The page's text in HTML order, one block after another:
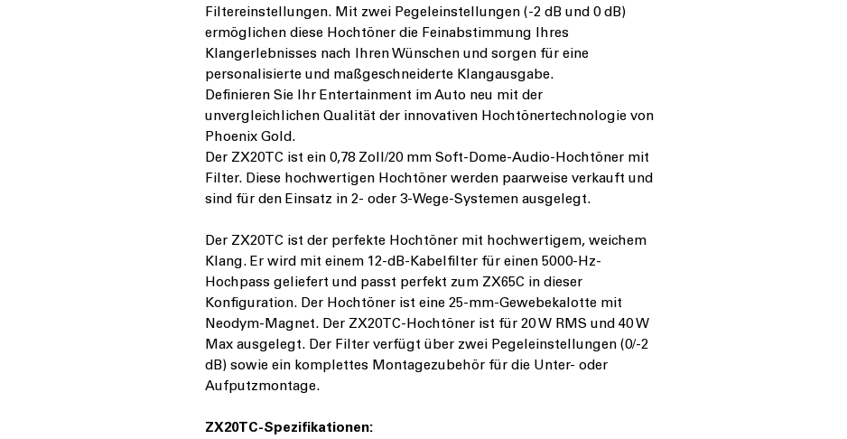
Filtereinstellungen. Mit zwei Pegeleinstellungen (-2 dB und 0 dB)
ermöglichen diese Hochtöner die Feinabstimmung Ihres
Klangerlebnisses nach Ihren Wünschen und sorgen für eine
personalisierte und maßgeschneiderte Klangausgabe.
Definieren Sie Ihr Entertainment im Auto neu mit der
unvergleichlichen Qualität der innovativen Hochtönertechnologie von
Phoenix Gold.
Der ZX20TC ist ein 0,78 Zoll/20 mm Soft-Dome-Audio-Hochtöner mit
Filter. Diese hochwertigen Hochtöner werden paarweise verkauft und
sind für den Einsatz in 2- oder 3-Wege-Systemen ausgelegt.
Der ZX20TC ist der perfekte Hochtöner mit hochwertigem, weichem
Klang. Er wird mit einem 12-dB-Kabelfilter für einen 5000-Hz-
Hochpass geliefert und passt perfekt zum ZX65C in dieser
Konfiguration. Der Hochtöner ist eine 25-mm-Gewebekalotte mit
Neodym-Magnet. Der ZX20TC-Hochtöner ist für 20 W RMS und 40 W
Max ausgelegt. Der Filter verfügt über zwei Pegeleinstellungen (0/-2
dB) sowie ein komplettes Montagezubehör für die Unter- oder
Aufputzmontage.
ZX20TC-Spezifikationen: